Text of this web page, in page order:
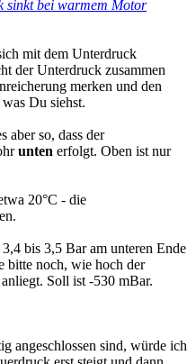
sinkt bei warmem Motor
mit dem Unterdruck
der Unterdruck zusammen
merken und den
Du siehst.
aber so, dass der
unten erfolgt. Oben ist nur
20°C - die
bis 3,5 Bar am unteren Ende
bitte noch, wie hoch der
Soll ist -530 mBar.
angeschlossen sind, würde ich